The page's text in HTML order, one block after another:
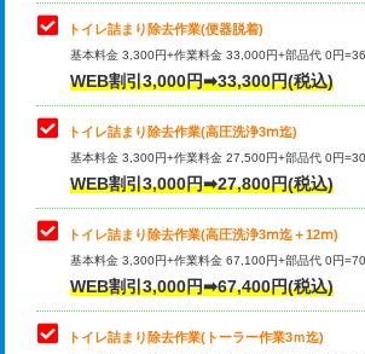
トイレ詰まり除去作業(便器脱着)
基本料金 3,300円+作業料金 33,000円+部品代 0円
WEB割引3,000円➡33,300円(税込)
トイレ詰まり除去作業(高圧洗浄3ⅿ迄)
基本料金 3,300円+作業料金 27,500円+部品代 0円
WEB割引3,000円➡27,800円(税込)
トイレ詰まり除去作業(高圧洗浄3ⅿ迄＋12ⅿ)
基本料金 3,300円+作業料金 67,100円+部品代 0円
WEB割引3,000円➡67,400円(税込)
トイレ詰まり除去作業(トーラー作業3ｍ迄)